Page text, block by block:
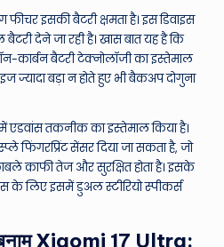
इसकी बैटरी क्षमता है। इस डिवाइस
देने जा रही है। खास बात यह है कि
कार्बन बैटरी टेक्नोलॉजी का इस्तेमाल
ज्यादा बड़ा न होते हुए भी बैकअप दोगुना
एडवांस तकनीक का इस्तेमाल किया है।
फिंगरप्रिंट सेंसर दिया जा सकता है, जो
काफी तेज और सुरक्षित होता है। इसके
के लिए इसमें डुअल स्टीरियो स्पीकर्स
Xiaomi 17 Ultra: